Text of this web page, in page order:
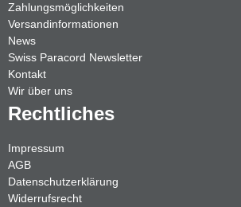
Zahlungsmöglichkeiten
Versandinformationen
News
Swiss Paracord Newsletter
Kontakt
Wir über uns
Rechtliches
Impressum
AGB
Datenschutzerklärung
Widerrufsrecht